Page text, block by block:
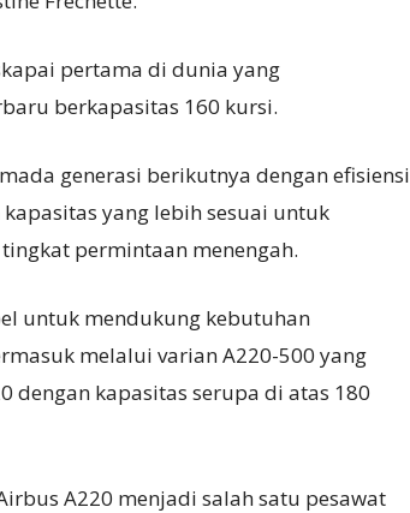
pertama di dunia yang
berkapasitas 160 kursi.
generasi berikutnya dengan efisiensi
yang lebih sesuai untuk
permintaan menengah.
untuk mendukung kebutuhan
melalui varian A220-500 yang
dengan kapasitas serupa di atas 180
A220 menjadi salah satu pesawat